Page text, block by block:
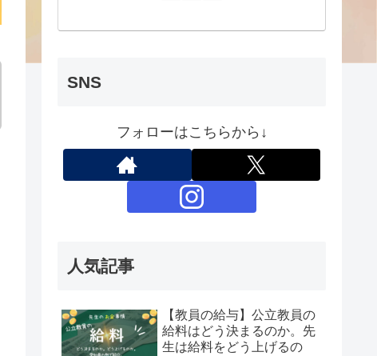
SNS
フォローはこちらから↓
人気記事
【教員の給与】公立教員の
給料はどう決まるのか。先
生は給料をどう上げるの